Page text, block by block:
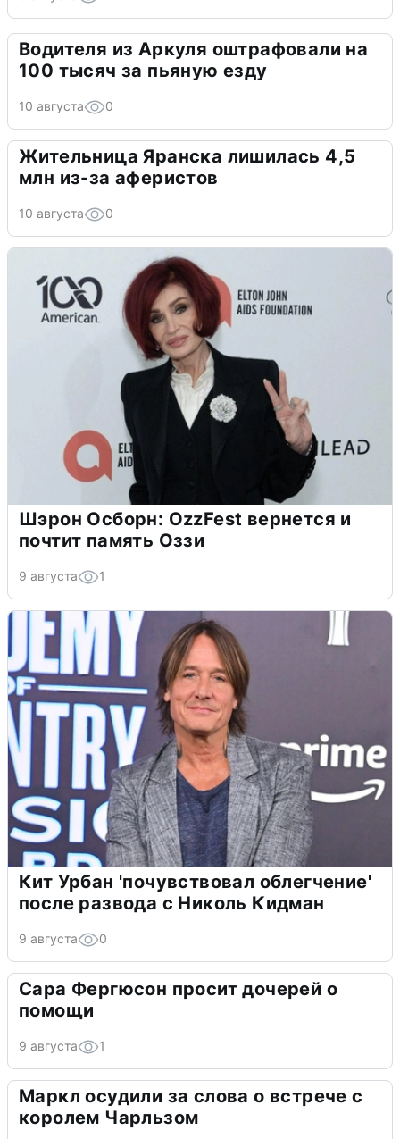
Водителя из Аркуля оштрафовали на
100 тысяч за пьяную езду
10 августа 0
Жительница Яранска лишилась 4,5
млн из-за аферистов
10 августа 0
Шэрон Осборн: OzzFest вернется и
почтит память Оззи
9 августа 1
Кит Урбан 'почувствовал облегчение'
после развода с Николь Кидман
9 августа 0
Сара Фергюсон просит дочерей о
помощи
9 августа 1
Маркл осудили за слова о встрече с
королем Чарльзом